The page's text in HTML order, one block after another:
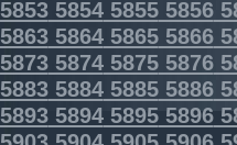
5853585458555856
5863586458655866
5873587458755876
5883588458855886
5893589458955896